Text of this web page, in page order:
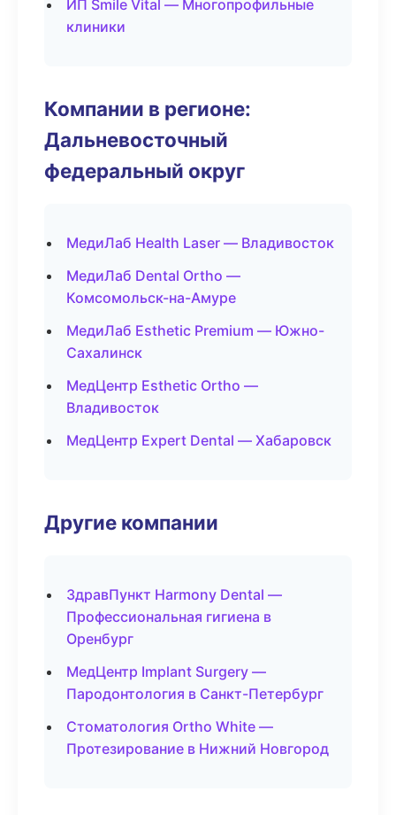
ИП Smile Vital — Многопрофильные
клиники
Компании в регионе:
Дальневосточный
федеральный округ
МедиЛаб Health Laser — Владивосток
МедиЛаб Dental Ortho —
Комсомольск-на-Амуре
МедиЛаб Esthetic Premium — Южно-
Сахалинск
МедЦентр Esthetic Ortho —
Владивосток
МедЦентр Expert Dental — Хабаровск
Другие компании
ЗдравПункт Harmony Dental —
Профессиональная гигиена в
Оренбург
МедЦентр Implant Surgery —
Пародонтология в Санкт-Петербург
Стоматология Ortho White —
Протезирование в Нижний Новгород